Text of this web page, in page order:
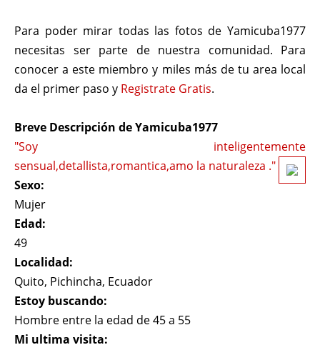
Para poder mirar todas las fotos de Yamicuba1977
necesitas ser parte de nuestra comunidad. Para
conocer a este miembro y miles más de tu area local
da el primer paso y Registrate Gratis.
Breve Descripción de Yamicuba1977
"Soy inteligentemente
sensual,detallista,romantica,amo la naturaleza ."
Sexo:
Mujer
Edad:
49
Localidad:
Quito, Pichincha, Ecuador
Estoy buscando:
Hombre entre la edad de 45 a 55
Mi ultima visita: